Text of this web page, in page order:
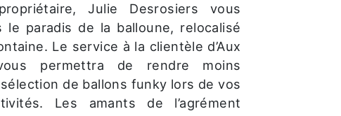
Julie Desrosiers vous
le paradis de la balloune, relocalisé
Le service à la clientèle d’Aux
permettra de rendre moins
de ballons funky lors de vos
Les amants de l’agrément